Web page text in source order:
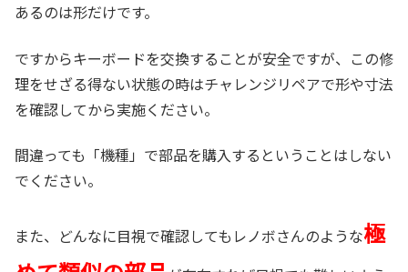
あるのは形だけです。
ですからキーボードを交換することが安全ですが、この修
理をせざる得ない状態の時はチャレンジリペアで形や寸法
を確認してから実施ください。
間違っても「機種」で部品を購入するということはしない
でください。
また、どんなに目視で確認してもレノボさんのような極